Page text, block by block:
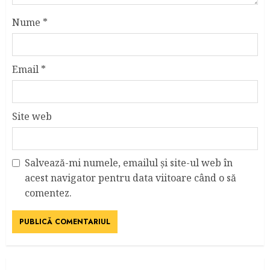
Nume *
Email *
Site web
Salvează-mi numele, emailul și site-ul web în
acest navigator pentru data viitoare când o să
comentez.